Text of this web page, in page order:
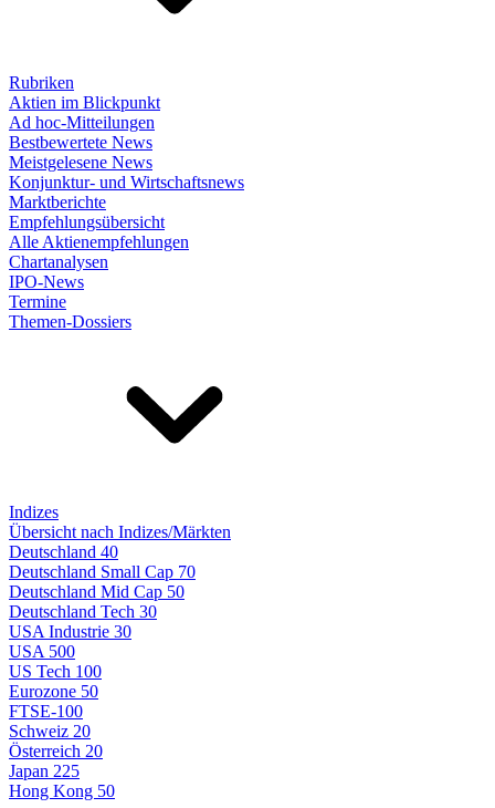
Rubriken
Aktien im Blickpunkt
Ad hoc-Mitteilungen
Bestbewertete News
Meistgelesene News
Konjunktur- und Wirtschaftsnews
Marktberichte
Empfehlungsübersicht
Alle Aktienempfehlungen
Chartanalysen
IPO-News
Termine
Themen-Dossiers
Indizes
Übersicht nach Indizes/Märkten
Deutschland 40
Deutschland Small Cap 70
Deutschland Mid Cap 50
Deutschland Tech 30
USA Industrie 30
USA 500
US Tech 100
Eurozone 50
FTSE-100
Schweiz 20
Österreich 20
Japan 225
Hong Kong 50